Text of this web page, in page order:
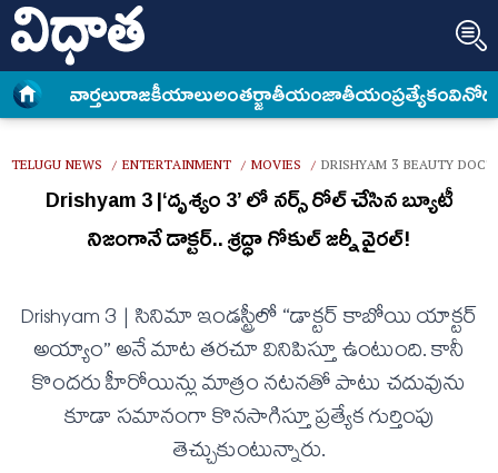
వార్త‌లురాజకీయాలుఅంత‌ర్జాతీయంజాతీయంప్రత్యేకం
TELUGU NEWS / ENTERTAINMENT / MOVIES / DRISHYAM 3 BEAUTY
Drishyam 3 |‘దృశ్యం 3’ లో నర్స్ రోల్ చేసిన బ్యూటీ
నిజంగానే డాక్టర్.. శ్రద్ధా గోకుల్ జర్నీ వైరల్!
Drishyam 3 | సినిమా ఇండస్ట్రీలో “డాక్టర్ కాబోయి యాక్టర్
అయ్యాం” అనే మాట తరచూ వినిపిస్తూ ఉంటుంది. కానీ
కొందరు హీరోయిన్లు మాత్రం నటనతో పాటు చదువును
కూడా సమానంగా కొనసాగిస్తూ ప్రత్యేక గుర్తింపు
తెచ్చుకుంటున్నారు.